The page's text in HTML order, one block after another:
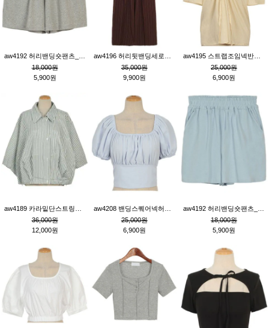
18,000원
5,900원
35,000원
9,900원
25,000원
6,900원
36,000원
12,000원
25,000원
6,900원
18,000원
5,900원